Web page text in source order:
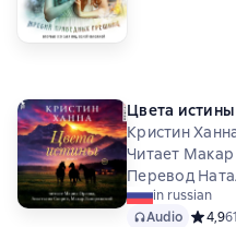
Цвета истины
Кристин
Читает
Перевод
in russian
Audio
4,9